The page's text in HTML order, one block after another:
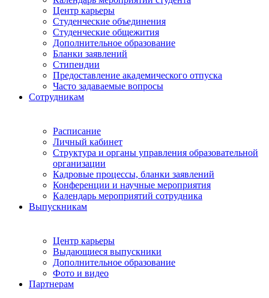
Центр карьеры
Студенческие объединения
Студенческие общежития
Дополнительное образование
Бланки заявлений
Стипендии
Предоставление академического отпуска
Часто задаваемые вопросы
Сотрудникам
Расписание
Личный кабинет
Структура и органы управления образовательной
организации
Кадровые процессы, бланки заявлений
Конференции и научные мероприятия
Календарь мероприятий сотрудника
Выпускникам
Центр карьеры
Выдающиеся выпускники
Дополнительное образование
Фото и видео
Партнерам